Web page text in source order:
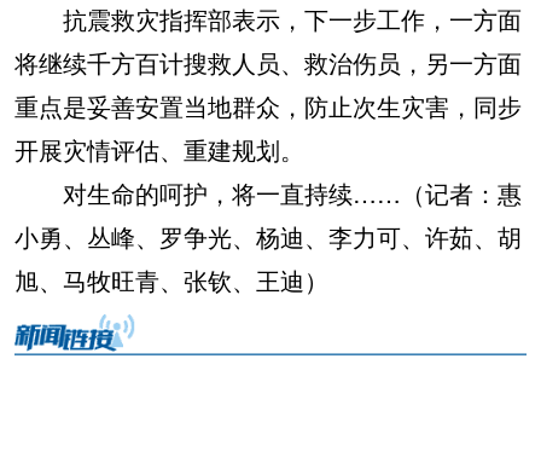
抗震救灾指挥部表示，下一步工作，一方面
将继续千方百计搜救人员、救治伤员，另一方面
重点是妥善安置当地群众，防止次生灾害，同步
开展灾情评估、重建规划。
对生命的呵护，将一直持续……（记者：惠
小勇、丛峰、罗争光、杨迪、李力可、许茹、胡
旭、马牧旺青、张钦、王迪）